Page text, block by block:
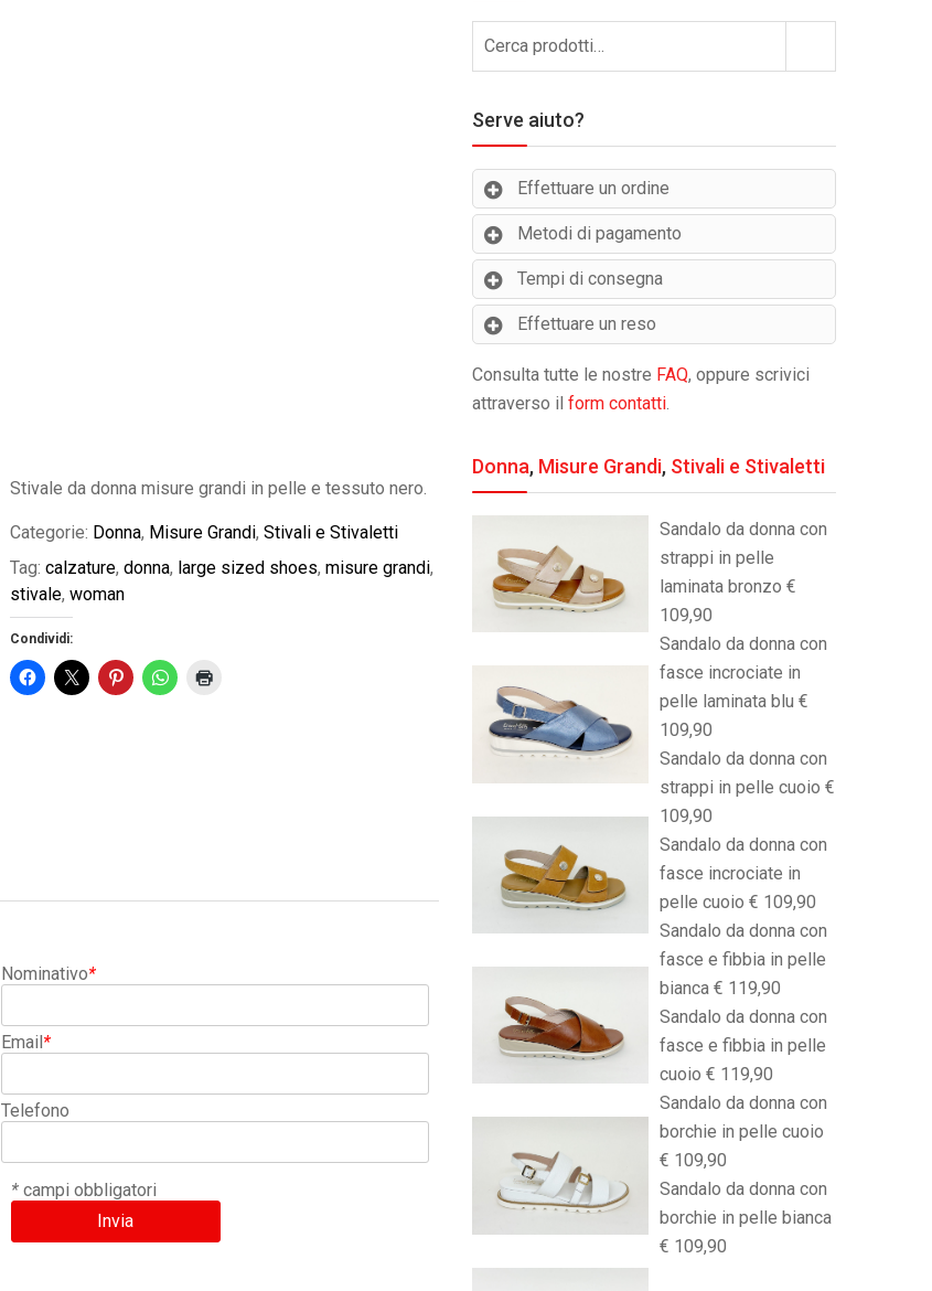
Stivale da donna misure grandi in pelle e tessuto nero.
Categorie: Donna, Misure Grandi,Stivali e Stivaletti
Tag:calzature,donna, large sized shoes,misure grandi,
stivale,woman
Condividi:
Nominativo*
Email*
Telefono
*campi obbligatori
Serve aiuto?
Effettuare un ordine
Metodi di pagamento
Tempi di consegna
Effettuare un reso
Consulta tutte le nostre FAQ, oppure scrivici
attraverso il form contatti.
Donna, Misure Grandi, Stivali e Stivaletti
Sandalo da donna con
strappi in pelle
laminata bronzo €
109,90
Sandalo da donna con
fasce incrociate in
pelle laminata blu €
109,90
Sandalo da donna con
strappi in pelle cuoio €
109,90
Sandalo da donna con
fasce incrociate in
pelle cuoio € 109,90
Sandalo da donna con
fasce e fibbia in pelle
bianca € 119,90
Sandalo da donna con
fasce e fibbia in pelle
cuoio € 119,90
Sandalo da donna con
borchie in pelle cuoio
€ 109,90
Sandalo da donna con
borchie in pelle bianca
€ 109,90